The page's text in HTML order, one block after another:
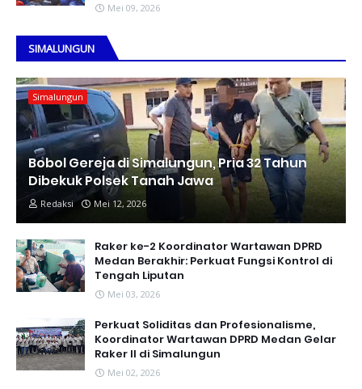
Mei 09, 2026
SIMALUNGUN
Simalungun
Bobol Gereja di Simalungun, Pria 32 Tahun
Dibekuk Polsek Tanah Jawa
Redaksi Mei 12, 2026
Raker ke-2 Koordinator Wartawan DPRD
Medan Berakhir: Perkuat Fungsi Kontrol di
Tengah Liputan
Mei 03, 2026
Perkuat Soliditas dan Profesionalisme,
Koordinator Wartawan DPRD Medan Gelar
Raker II di Simalungun
Mei 02, 2026